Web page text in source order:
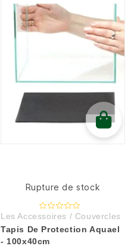
Rupture de stock
Les Accessoires / Couvercles
Tapis De Protection Aquael
- 100x40cm